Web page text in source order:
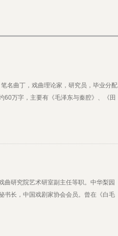
名曲丁，戏曲理论家，研究员，毕业分配
60万字，主要有《毛泽东与秦腔》、《田
曲研究院艺术研室副主任等职。中华梨园
书长，中国戏剧家协会会员。曾在《白毛